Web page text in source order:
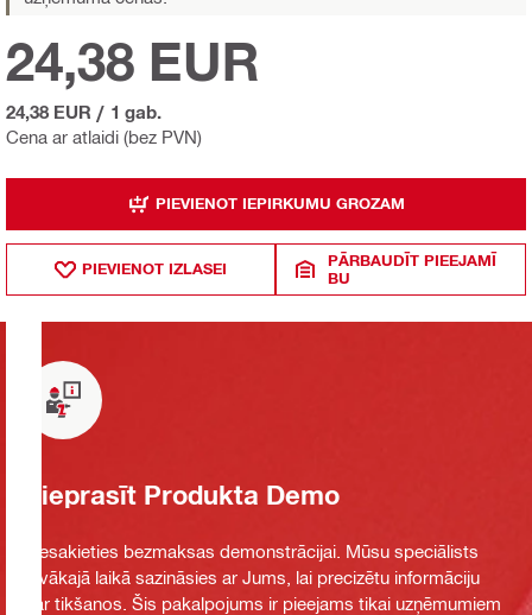
Cena ar atlaidi (bez PVN)
24,38 EUR
24,38 EUR / 1 gab.
PIEVIENOT IEPIRKUMU GROZAM
PIEVIENOT IZLASEI
PĀRBAUDĪT PIEEJAMĪ
BU
Pieprasīt Produkta Demo
Piesakieties bezmaksas demonstrācijai. Mūsu speciālists
tuvākajā laikā sazināsies ar Jums, lai precizētu informāciju
par tikšanos. Šis pakalpojums ir pieejams tikai uzņēmumiem